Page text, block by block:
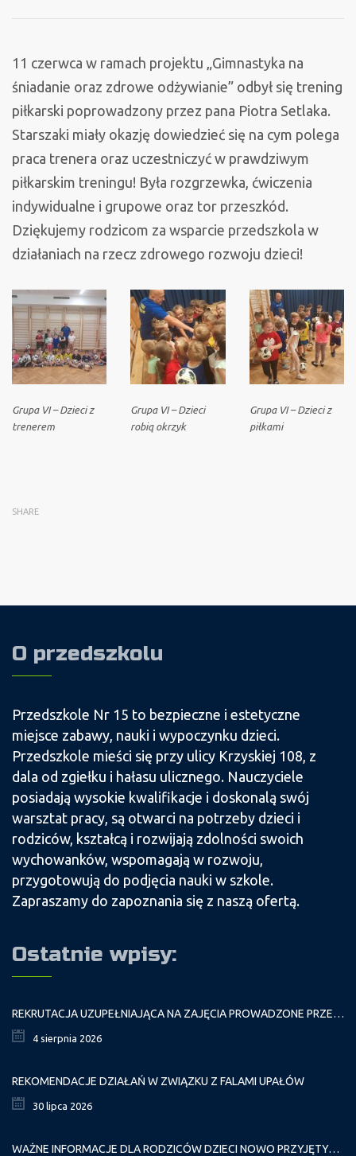
11 czerwca w ramach projektu „Gimnastyka na
śniadanie oraz zdrowe odżywianie” odbył się trening
piłkarski poprowadzony przez pana Piotra Setlaka.
Starszaki miały okazję dowiedzieć się na cym polega
praca trenera oraz uczestniczyć w prawdziwym
piłkarskim treningu! Była rozgrzewka, ćwiczenia
indywidualne i grupowe oraz tor przeszkód.
Dziękujemy rodzicom za wsparcie przedszkola w
działaniach na rzecz zdrowego rozwoju dzieci!
Grupa VI – Dzieci z
trenerem
Grupa VI – Dzieci
robią okrzyk
Grupa VI – Dzieci z
piłkami
SHARE
O przedszkolu
Przedszkole Nr 15 to bezpieczne i estetyczne
miejsce zabawy, nauki i wypoczynku dzieci.
Przedszkole mieści się przy ulicy Krzyskiej 108, z
dala od zgiełku i hałasu ulicznego. Nauczyciele
posiadają wysokie kwalifikacje i doskonalą swój
warsztat pracy, są otwarci na potrzeby dzieci i
rodziców, kształcą i rozwijają zdolności swoich
wychowanków, wspomagają w rozwoju,
przygotowują do podjęcia nauki w szkole.
Zapraszamy do zapoznania się z naszą ofertą.
Ostatnie wpisy:
REKRUTACJA UZUPEŁNIAJĄCA NA ZAJĘCIA PROWADZONE PRZEZ PAŁAC MŁODZIEŻY W ROKU SZKOLNYM 2026/2027
4 sierpnia 2026
REKOMENDACJE DZIAŁAŃ W ZWIĄZKU Z FALAMI UPAŁÓW
30 lipca 2026
WAŻNE INFORMACJE DLA RODZICÓW DZIECI NOWO PRZYJĘTYCH GR. I